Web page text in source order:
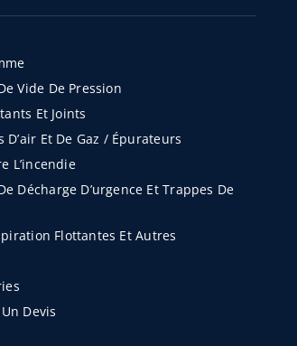
Vide De Pression
Et Joints
D’air Et De Gaz / Épurateurs
L’incendie
Décharge D’urgence Et Trappes De
Flottantes Et Autres
Devis